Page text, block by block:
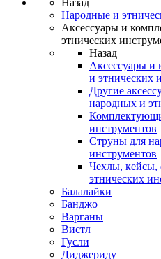
Назад
Народные и
Аксессуары и
этнических
Назад
Аксессуары и
и этнических
Другие
народных и
инструментов
Струны для
инструментов
Чехлы, кейсы,
этнических
Балалайки
Банджо
Варганы
Вистл
Гусли
Диджериду